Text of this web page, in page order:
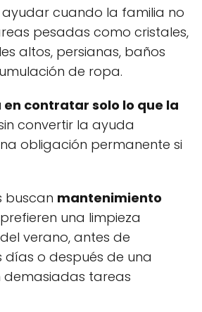
cuando la familia no
pesadas como cristales,
altos, persianas, baños
de ropa.
contratar solo lo que la
convertir la ayuda
obligación permanente si
buscan mantenimiento
una limpieza
verano, antes de
días o después de una
tareas